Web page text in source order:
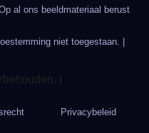
al ons beeldmateriaal berust
niet toegestaan. |
|
Privacybeleid